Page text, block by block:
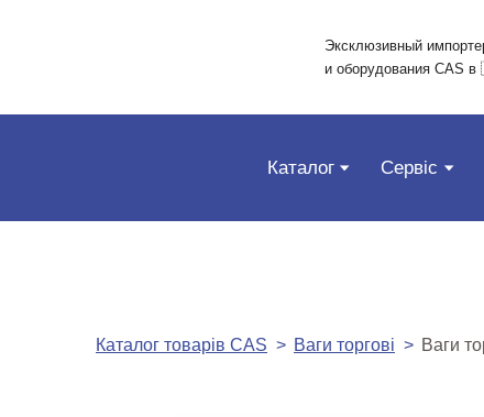
Эксклюзивный
и оборудования CAS
Каталог Сервіс
Каталог товарів CAS Ваги торгові Ваги